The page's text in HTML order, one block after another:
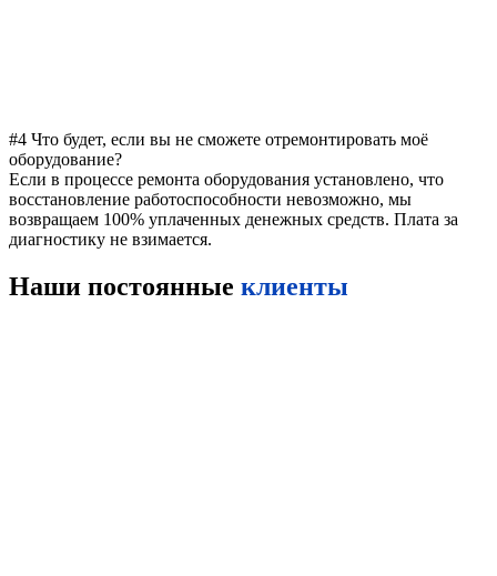
#4 Что будет, если вы не сможете отремонтировать моё
оборудование?
Если в процессе ремонта оборудования установлено, что
восстановление работоспособности невозможно, мы
возвращаем 100% уплаченных денежных средств. Плата за
диагностику не взимается.
Наши постоянные клиенты